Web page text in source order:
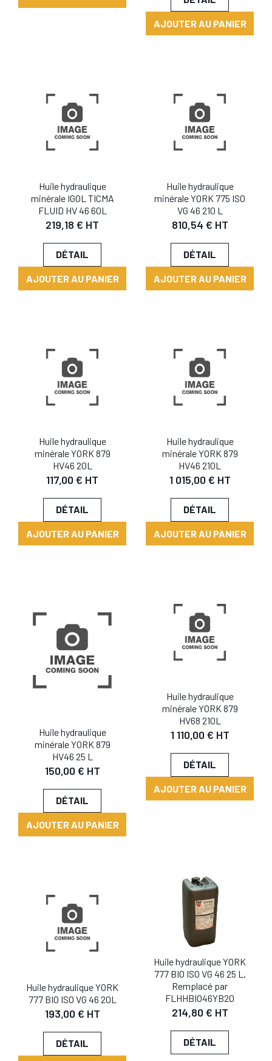
AJOUTER AU PANIER
Huile hydraulique
minérale IGOL TICMA
FLUID HV 46 60L
219,18 € HT
DÉTAIL
AJOUTER AU PANIER
Huile hydraulique
minérale YORK 775 ISO
VG 46 210 L
810,54 € HT
DÉTAIL
AJOUTER AU PANIER
Huile hydraulique
minérale YORK 879
HV46 20L
117,00 € HT
DÉTAIL
AJOUTER AU PANIER
Huile hydraulique
minérale YORK 879
HV46 210L
1 015,00 € HT
DÉTAIL
AJOUTER AU PANIER
Huile hydraulique
minérale YORK 879
HV46 25 L
150,00 € HT
DÉTAIL
AJOUTER AU PANIER
Huile hydraulique
minérale YORK 879
HV68 210L
1 110,00 € HT
DÉTAIL
AJOUTER AU PANIER
Huile hydraulique YORK
777 BIO ISO VG 46 20L
193,00 € HT
DÉTAIL
Huile hydraulique YORK
777 BIO ISO VG 46 25 L,
Remplacé par
FLHHBIO46YB20
214,80 € HT
DÉTAIL